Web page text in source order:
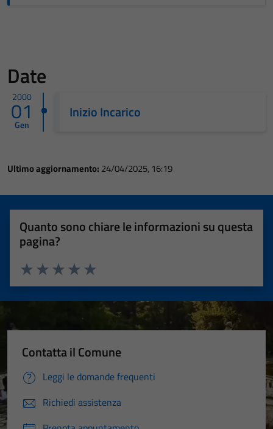
Date
2000
01
Gen
Inizio Incarico
Ultimo aggiornamento: 24/04/2025, 16:19
Quanto sono chiare le informazioni su questa
pagina?
Valuta 5 stelle su 5
Valuta 4 stelle su 5
Valuta 3 stelle su 5
Valuta 2 stelle su 5
Valuta 1 stelle su 5
Contatta il Comune
Leggi le domande frequenti
Richiedi assistenza